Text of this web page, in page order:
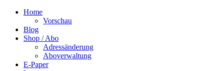
Home
Vorschau
Blog
Shop / Abo
Adressänderung
Aboverwaltung
E-Paper